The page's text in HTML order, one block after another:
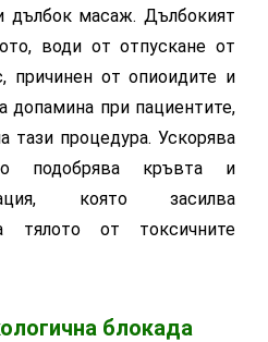
дълбок масаж. Дълбокият
води от отпускане от
причинен от опиоидите и
допамина при пациентите,
тази процедура. Ускорява
подобрява кръвта и
която засилва
тялото от токсичните
блокада